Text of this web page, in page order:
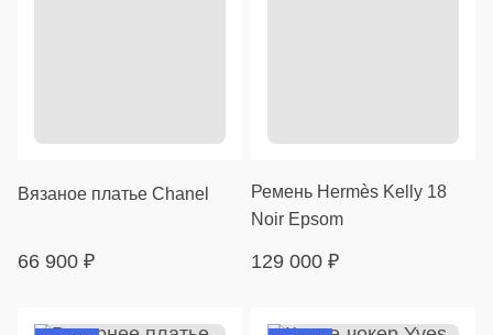
Вязаное платье Chanel
66 900 ₽
Ремень Hermès Kelly 18
Noir Epsom
129 000 ₽